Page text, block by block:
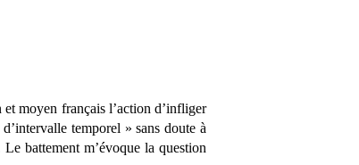
moyen français l’action d’infliger
temporel » sans doute à
Le battement m’évoque la question